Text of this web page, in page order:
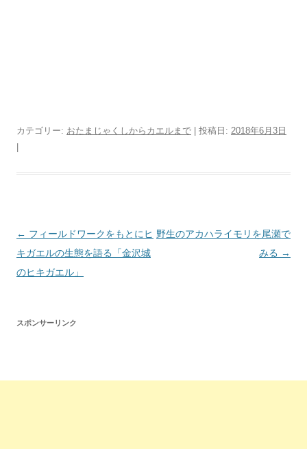
カテゴリー: おたまじゃくしからカエルまで | 投稿日: 2018年6月3日
|
投
稿
ナ
ー
← フィールドワークをもとにヒ
キガエルの生態を語る「金沢城
のヒキガエル」
野生のアカハライモリを尾瀬で
みる →
スポンサーリンク